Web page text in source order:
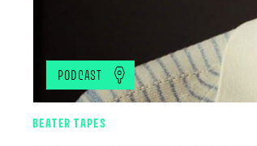
PODCAST
BEATER TAPES